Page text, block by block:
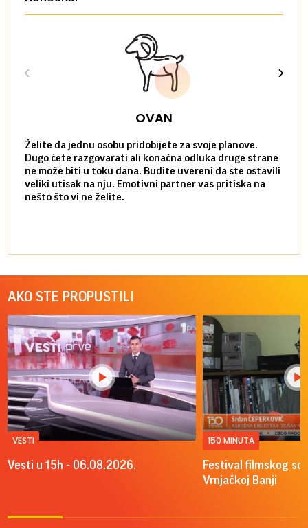
OVAN
Želite da jednu osobu pridobijete za svoje planove.
Dugo ćete razgovarati ali konačna odluka druge strane
ne može biti u toku dana. Budite uvereni da ste ostavili
veliki utisak na nju. Emotivni partner vas pritiska na
nešto što vi ne želite.
AKO STE PROPUSTILI
VESTI
Vesti u 15h - 06.08.2026.
150 MINUTA
Festival filmskog
Vrnjačkoj Banji